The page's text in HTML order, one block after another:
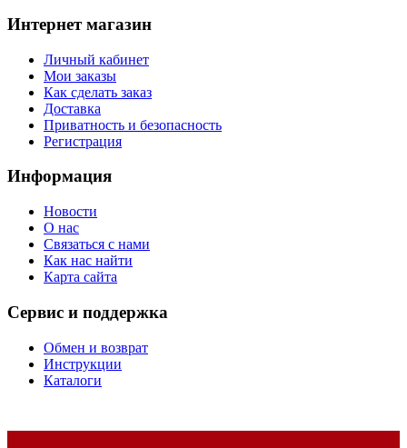
Интернет магазин
Личный кабинет
Мои заказы
Как сделать заказ
Доставка
Приватность и безопасность
Регистрация
Информация
Новости
О нас
Связаться с нами
Как нас найти
Карта сайта
Сервис и поддержка
Обмен и возврат
Инструкции
Каталоги